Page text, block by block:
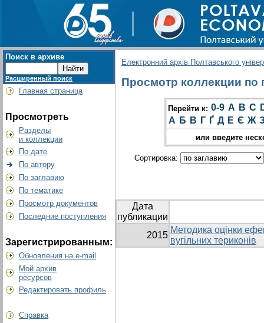
Поиск в архиве
Расширенный поиск
Главная страница
Просмотреть
Разделы
и коллекции
По дате
По автору
По заглавию
По тематике
Просмотр документов
Последние поступления
Зарегистрированным:
Обновления на e-mail
Мой архив
ресурсов
Редактировать профиль
Справка
Електронний архів Полтавського
Просмотр коллекции по
Перейти к: 0-9 A B C
А Б В Г Ґ Д Е Є Ж
или введите
Сортировка:
Дата
публикации
2015
Методика оцінки
вугільних териконів